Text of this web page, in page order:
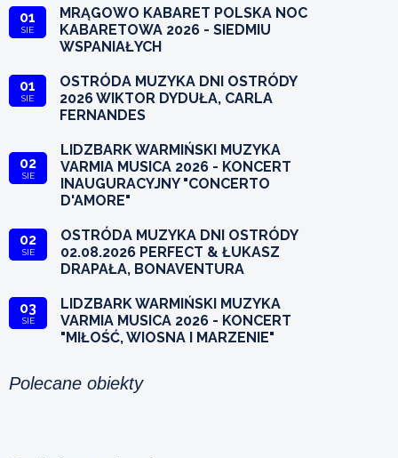
01
SIE
MRĄGOWO KABARET POLSKA NOC
KABARETOWA 2026 - SIEDMIU
WSPANIAŁYCH
01
SIE
OSTRÓDA MUZYKA DNI OSTRÓDY
2026 WIKTOR DYDUŁA, CARLA
FERNANDES
02
SIE
LIDZBARK WARMIŃSKI MUZYKA
VARMIA MUSICA 2026 - KONCERT
INAUGURACYJNY "CONCERTO
D'AMORE"
02
SIE
OSTRÓDA MUZYKA DNI OSTRÓDY
02.08.2026 PERFECT & ŁUKASZ
DRAPAŁA, BONAVENTURA
03
SIE
LIDZBARK WARMIŃSKI MUZYKA
VARMIA MUSICA 2026 - KONCERT
"MIŁOŚĆ, WIOSNA I MARZENIE"
Polecane obiekty